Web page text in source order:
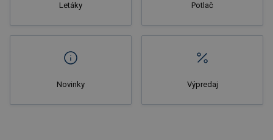
Letáky Potlač
Novinky Výpredaj